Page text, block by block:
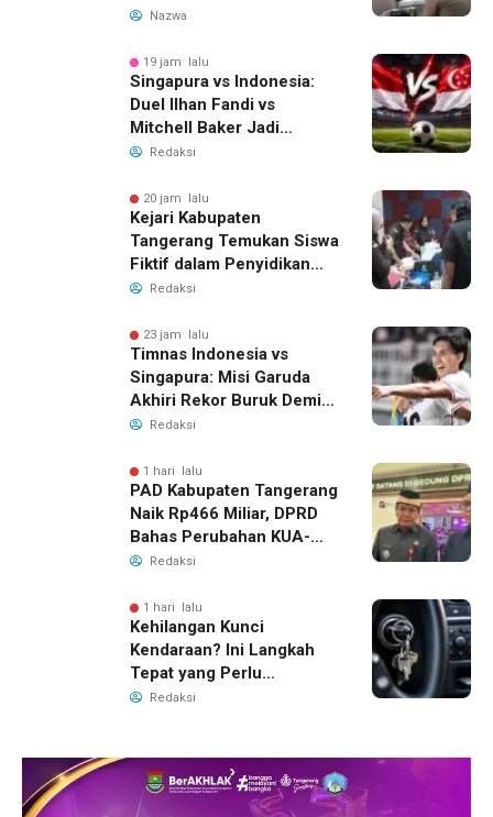
Langkah Antisipasi Krisis
Nazwa
19 jam lalu
Singapura vs Indonesia:
Duel Ilhan Fandi vs
Mitchell Baker Jadi
Sorotan di Piala AFF 2026
Redaksi
20 jam lalu
Kejari Kabupaten
Tangerang Temukan Siswa
Fiktif dalam Penyidikan
Dana BOP PKBM
Redaksi
23 jam lalu
Timnas Indonesia vs
Singapura: Misi Garuda
Akhiri Rekor Buruk Demi
Tiket Semifinal Piala AFF
Redaksi
1 hari lalu
PAD Kabupaten Tangerang
Naik Rp466 Miliar, DPRD
Bahas Perubahan KUA-
PPAS 2026
Redaksi
1 hari lalu
Kehilangan Kunci
Kendaraan? Ini Langkah
Tepat yang Perlu
Dilakukan
Redaksi